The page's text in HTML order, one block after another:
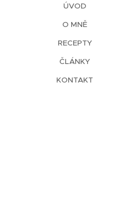
ÚVOD
O MNĚ
RECEPTY
ČLÁNKY
KONTAKT